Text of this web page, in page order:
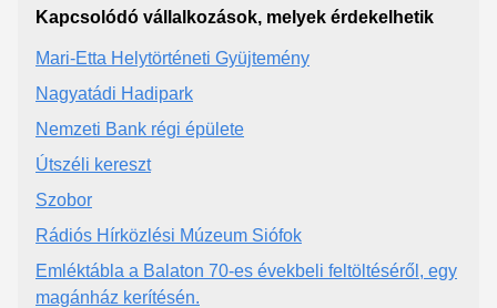
Kapcsolódó vállalkozások, melyek érdekelhetik
Mari-Etta Helytörténeti Gyüjtemény
Nagyatádi Hadipark
Nemzeti Bank régi épülete
Útszéli kereszt
Szobor
Rádiós Hírközlési Múzeum Siófok
Emléktábla a Balaton 70-es évekbeli feltöltéséről, egy
magánház kerítésén.